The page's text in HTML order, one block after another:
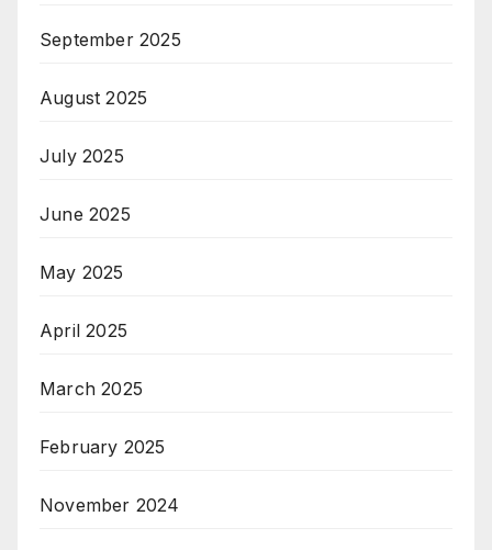
September 2025
August 2025
July 2025
June 2025
May 2025
April 2025
March 2025
February 2025
November 2024